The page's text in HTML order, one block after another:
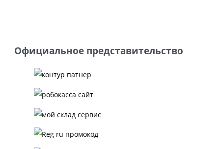
Официальное представительство